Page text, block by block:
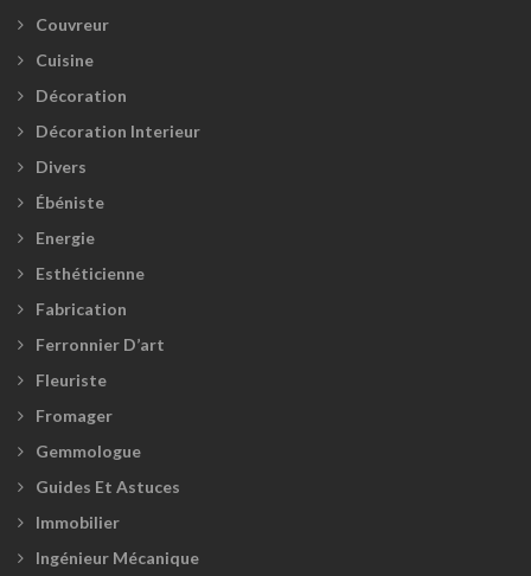
Couvreur
Cuisine
Décoration
Décoration Interieur
Divers
Ébéniste
Energie
Esthéticienne
Fabrication
Ferronnier D’art
Fleuriste
Fromager
Gemmologue
Guides Et Astuces
Immobilier
Ingénieur Mécanique